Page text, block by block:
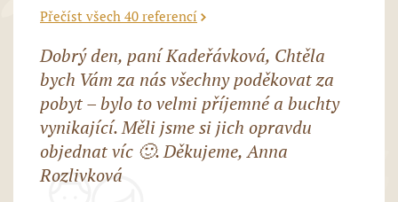
Přečíst všech 40 referencí
Dobrý den, paní Kadeřávková, Chtěla
bych Vám za nás všechny poděkovat za
pobyt – bylo to velmi příjemné a buchty
vynikající. Měli jsme si jich opravdu
objednat víc 🙂. Děkujeme, Anna
Rozlivková